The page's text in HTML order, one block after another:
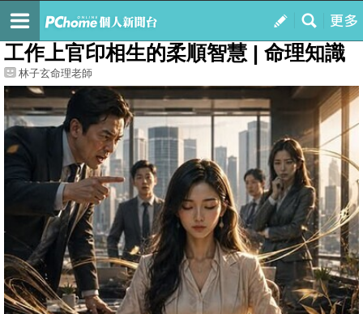
我的
最新文章
工作上官印相生的柔順智慧 | 命理知識
林子玄命理老師